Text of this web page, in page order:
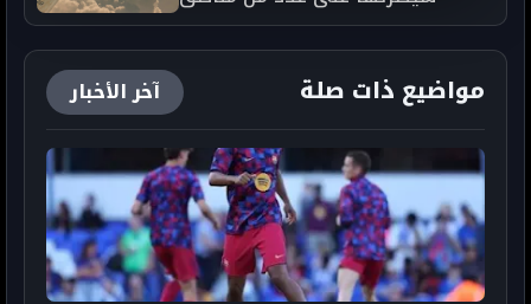
المملكة
مواضيع ذات صلة آخر الأخبار